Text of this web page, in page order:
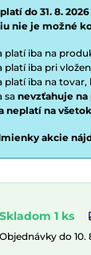
do 31. 8. 2026
nie je možné
platí iba na
platí iba pri
platí iba na tovar,
sa nevzťahuje na
neplatí na
akcie
Skladom 1 ks
Objednávky do